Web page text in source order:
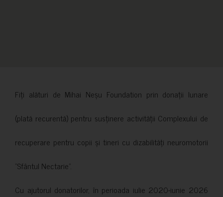
Fiți alături de Mihai Neșu Foundation prin donații lunare
(plată recurentă) pentru susținere activității Complexului de
recuperare pentru copii și tineri cu dizabilități neuromotorii
”Sfântul Nectarie”.
Cu ajutorul donatorilor, în perioada iulie 2020-iunie 2026